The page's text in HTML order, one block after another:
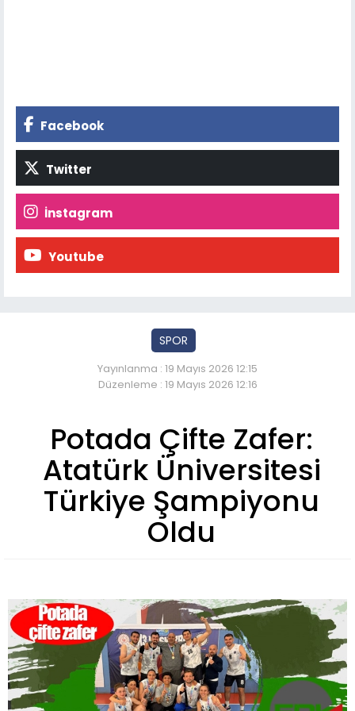
Facebook
Twitter
İnstagram
Youtube
SPOR
Yayınlanma : 19 Mayıs 2026 12:15
Düzenleme : 19 Mayıs 2026 12:16
Potada Çifte Zafer:
Atatürk Üniversitesi
Türkiye Şampiyonu
Oldu